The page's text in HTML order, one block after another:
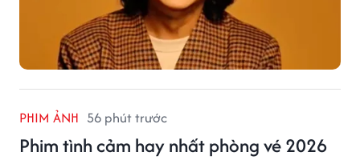
PHIM ẢNH 56 phút trước
Phim tình cảm hay nhất phòng vé 2026